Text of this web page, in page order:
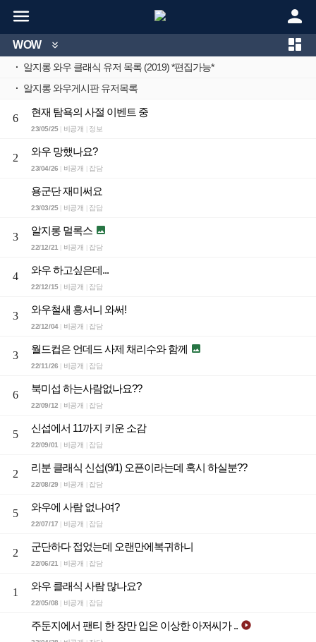
 
WOW  
· 알지롱 와우 클래식 유저 목록 (2019) *편집가능*
· 알지롱 와우게시판 유저목록
6
현재 탐욕의 사절 이벤트 중
23/05/25| 비공개 정보
2
와우 망했나요?
23/04/26 비공개 잡담
용군단 재미써요
23/03/25| 비공개 잡담
3
알지롱 멀록스 
22/12/21| 비공개 잡담
4
와우 하고싶은데...
22/12/15| 비공개 잡담
3
와우철새 흥서니 와써!
22/12/04| 비공개 잡담
3
월드컵은 언데드 사제 채리수와 함께 
22/11/26 비공개 잡담
6
북미섭 하는사람없나요??
22/09/12 비공개 잡담
5
신섭에서 11까지 키운 소감
22/09/01| 비공개 잡담
2
리분 클래식 신섭(9/1) 오픈이라는데 혹시 하실분??
22/08/29 비공개 잡담
5
와우에 사람 없나여?
22/07/17 비공개 잡담
2
군단하다 접었는데 오랜만에복귀하니
22/06/21| 비공개 잡담
1
와우 클래식 사람 많나요?
22/05/08 비공개 잡담
주둔지에서 팬티 한 장만 입은 이상한 아저씨가 .. 